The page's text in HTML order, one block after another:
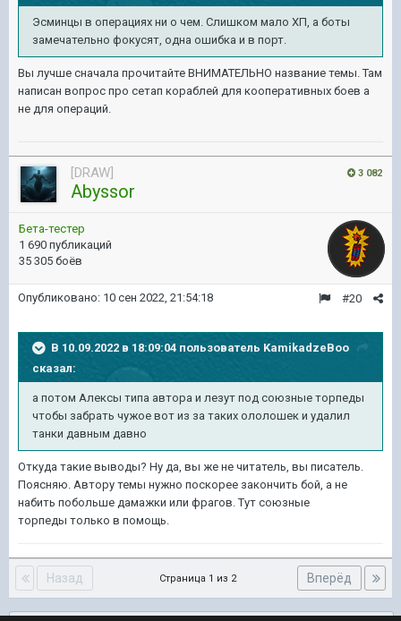
Эсминцы в операциях ни о чем. Слишком мало ХП, а боты
замечательно фокусят, одна ошибка и в порт.
Вы лучше сначала прочитайте ВНИМАТЕЛЬНО название темы. Там
написан вопрос про сетап кораблей для кооперативных боев а
не для операций.
3 082
[DRAW]
Abyssor
Бета-тестер
1 690 публикаций
35 305 боёв
#20
Опубликовано: 10 сен 2022, 21:54:18
В 10.09.2022 в 18:09:04 пользователь KamikadzeBoo
сказал:
а потом Алексы типа автора и лезут под союзные торпеды
чтобы забрать чужое вот из за таких ололошек и удалил
танки давным давно
Откуда такие выводы? Ну да, вы же не читатель, вы писатель.
Поясняю. Автору темы нужно поскорее закончить бой, а не
набить побольше дамажки или фрагов. Тут союзные
торпеды только в помощь.
Назад Вперёд
Страница 1 из 2